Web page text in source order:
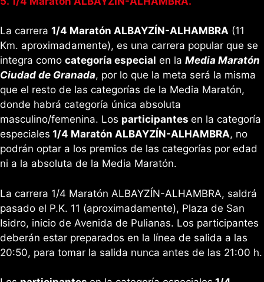
La carrera 1/4 Maratón ALBAYZÍN-ALHAMBRA (11
Km. aproximadamente), es una carrera popular que se
integra como categoría especial en la Media Maratón
Ciudad de Granada, por lo que la meta será la misma
que el resto de las categorías de la Media Maratón,
donde habrá categoría única absoluta
masculino/femenina. Los participantes en la categoría
especiales 1/4 Maratón ALBAYZÍN-ALHAMBRA, no
podrán optar a los premios de las categorías por edad
ni a la absoluta de la Media Maratón.
La carrera 1/4 Maratón ALBAYZÍN-ALHAMBRA, saldrá
pasado el P.K. 11 (aproximadamente), Plaza de San
Isidro, inicio de Avenida de Pulianas. Los participantes
deberán estar preparados en la línea de salida a las
20:50, para tomar la salida nunca antes de las 21:00 h.